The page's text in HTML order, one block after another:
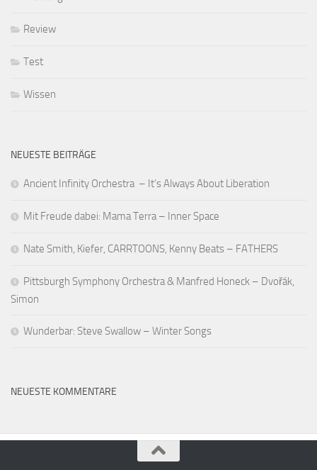
Review
Test
Wissen
NEUESTE BEITRÄGE
Ancient Infinity Orchestra – It’s Always About Liberation
Mit Freude dabei: Mama Terra – Inner Space
Nate Smith, Kiefer, CARRTOONS, Kenny Beats – FATHERS
Pittsburgh Symphony Orchestra & Manfred Honeck – Dvořák,
Simon
Wunderbar: Steve Swallow – Winter Songs
NEUESTE KOMMENTARE